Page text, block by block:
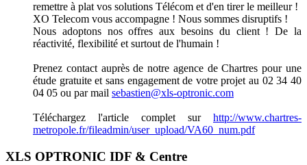
remettre à plat vos solutions Télécom et d'en tirer le meilleur !
XO Telecom vous accompagne ! Nous sommes disruptifs !
Nous adoptons nos offres aux besoins du client ! De la
réactivité, flexibilité et surtout de l'humain !
Prenez contact auprès de notre agence de Chartres pour une
étude gratuite et sans engagement de votre projet au 02 34 40
04 05 ou par mail sebastien@xls-optronic.com
Téléchargez l'article complet sur http://www.chartres-
metropole.fr/fileadmin/user_upload/VA60_num.pdf
XLS OPTRONIC IDF & Centre